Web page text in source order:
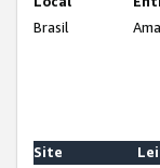
Brasil
Site